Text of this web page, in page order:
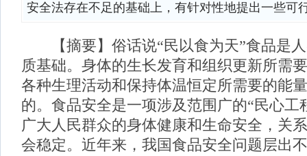
安全法存在不足的基础上，有针对性地提出一些可
【摘要】俗话说“民以食为天”食品是人
质基础。身体的生长发育和组织更新所需
各种生理活动和保持体温恒定所需要的能
的。食品安全是一项涉及范围广的“民心工
广大人民群众的身体健康和生命安全，关
会稳定。近年来，我国食品安全问题层出